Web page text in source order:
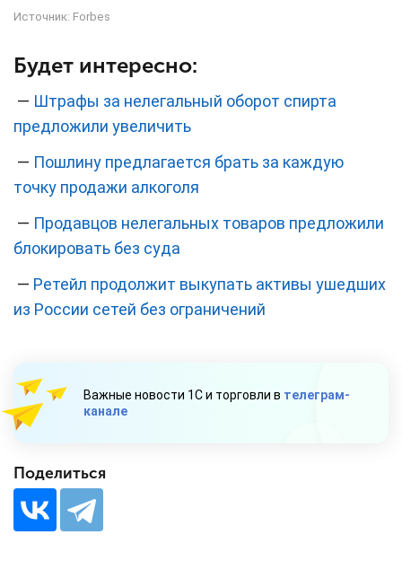
Источник: Forbes
Будет интересно:
— Штрафы за нелегальный оборот спирта
предложили увеличить
— Пошлину предлагается брать за каждую
точку продажи алкоголя
— Продавцов нелегальных товаров предложили
блокировать без суда
— Ретейл продолжит выкупать активы ушедших
из России сетей без ограничений
Важные новости 1С и торговли в телеграм-
канале
Поделиться